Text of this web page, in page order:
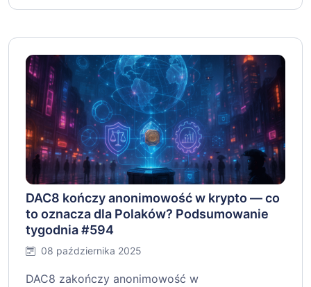
DAC8 kończy anonimowość w krypto — co
to oznacza dla Polaków? Podsumowanie
tygodnia #594
08 października 2025
DAC8 zakończy anonimowość w